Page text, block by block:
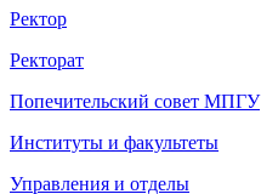
Ректор
Ректорат
Попечительский совет МПГУ
Институты и факультеты
Управления и отделы